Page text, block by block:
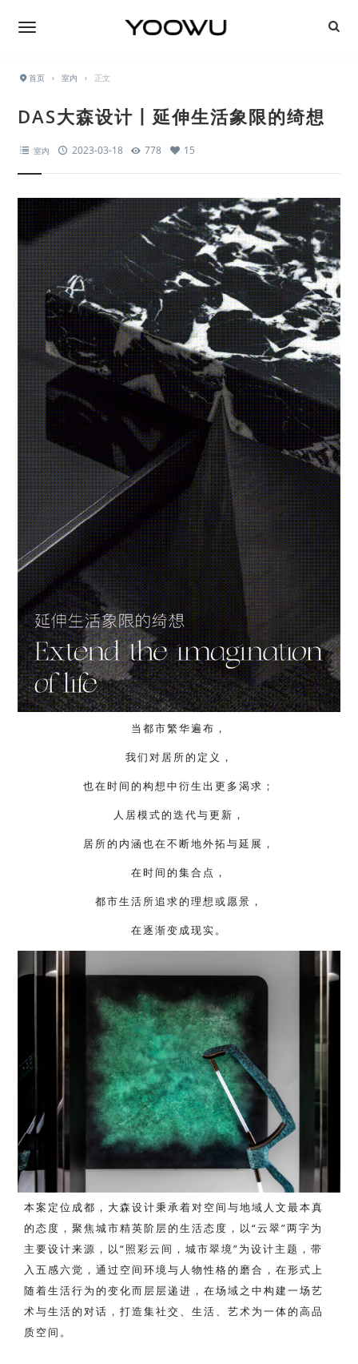
首页 › 室内 › 正文
DAS大森设计丨延伸生活象限的绮想
室内 2023-03-18 778 15
当都市繁华遍布，
我们对居所的定义，
也在时间的构想中衍生出更多渴求；
人居模式的迭代与更新，
居所的内涵也在不断地外拓与延展，
在时间的集合点，
都市生活所追求的理想或愿景，
在逐渐变成现实。
本案定位成都，大森设计秉承着对空间与地域人文最本真
的态度，聚焦城市精英阶层的生活态度，以“云翠”两字为
主要设计来源，以“照彩云间，城市翠境”为设计主题，带
入五感六觉，通过空间环境与人物性格的磨合，在形式上
随着生活行为的变化而层层递进，在场域之中构建一场艺
术与生活的对话，打造集社交、生活、艺术为一体的高品
质空间。